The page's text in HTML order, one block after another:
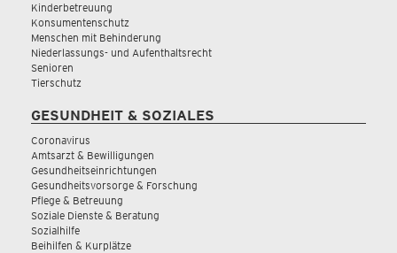
Kinderbetreuung
Konsumentenschutz
Menschen mit Behinderung
Niederlassungs- und Aufenthaltsrecht
Senioren
Tierschutz
GESUNDHEIT & SOZIALES
Coronavirus
Amtsarzt & Bewilligungen
Gesundheitseinrichtungen
Gesundheitsvorsorge & Forschung
Pflege & Betreuung
Soziale Dienste & Beratung
Sozialhilfe
Beihilfen & Kurplätze